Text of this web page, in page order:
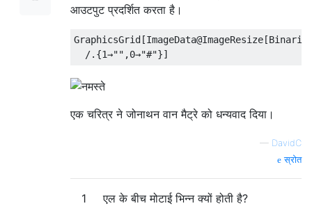
आउटपुट प्रदर्शित करता है।
एक चरित्र ने जोनाथन वान मैट्रे को धन्यवाद दिया।
— DavidC
स्रोत
1 एल के बीच मोटाई भिन्न क्यों होती है?